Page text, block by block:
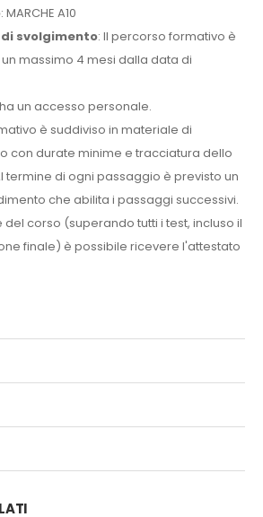
: MARCHE A10
svolgimento: Il percorso formativo è
massimo 4 mesi dalla data di
un accesso personale.
è suddiviso in materiale di
con durate minime e tracciatura dello
termine di ogni passaggio è previsto un
che abilita i passaggi successivi.
del corso (superando tutti i test, incluso il
finale) è possibile ricevere l'attestato